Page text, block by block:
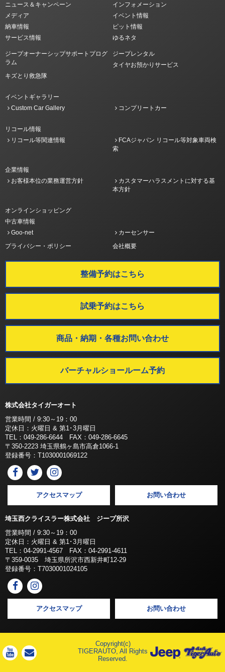
ニュース＆キャンペーン
インフォメーション
メディア
イベント情報
納車情報
ピット情報
サービス情報
ゆるネタ
ジープオーナーシップサポートプログ
ラム
ジープレンタル
タイヤお預かりサービス
キズとり救急隊
イベントギャラリー
Custom Car Gallery
コンプリートカー
リコール情報
リコール等関連情報
FCAジャパン リコール等対象車両検
索
企業情報
お客様本位の業務運営方針
カスタマーハラスメントに対する基
本方針
オンラインショッピング
中古車情報
Goo-net
カーセンサー
プライバシー・ポリシー
会社概要
整備予約はこちら
試乗予約はこちら
商品・納期・各種お問い合わせ
バーチャルショールーム予約
株式会社タイガーオート
営業時間 / 9:30～19：00
定休日：火曜日 & 第1･3月曜日
TEL：049-286-6644 FAX：049-286-6645
〒350-2223 埼玉県鶴ヶ島市高倉1066-1
登録番号：T1030001069122
アクセスマップ お問い合わせ
埼玉西クライスラー株式会社 ジープ所沢
営業時間 / 9:30～19：00
定休日：火曜日 & 第1･3月曜日
TEL：04-2991-4567 FAX：04-2991-4611
〒359-0035 埼玉県所沢市西新井町12-29
登録番号：T7030001024105
アクセスマップ お問い合わせ
Copyright(c)
TIGERAUTO, All Rights
Reserved.